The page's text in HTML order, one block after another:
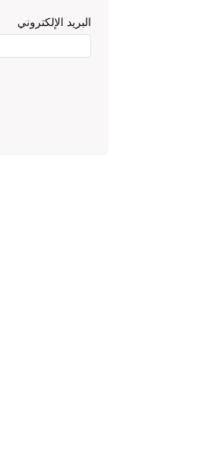
البريد الإلكتروني